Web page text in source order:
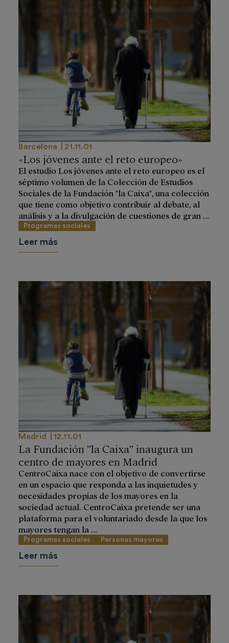
Barcelona 21.11.01
«Los jóvenes ante el reto europeo»
El estudio Los jóvenes ante el reto europeo es el
séptimo volumen de la Colección de Estudios
Sociales de la Fundación "la Caixa", una colección
que tiene como objetivo contribuir al debate, al
análisis y a la divulgación de cuestiones de gran ...
Programas sociales
Leer más
Madrid 12.11.01
La Fundación ”la Caixa” inaugura un
centro de mayores en Madrid
CentroCaixa nace con el objetivo de convertirse
en un espacio que responda a las inquietudes y
necesidades propias de los mayores en la
sociedad actual. CentroCaixa pretende ser una
plataforma para el voluntariado desde la que los
mayores tengan la ...
Programas sociales Personas mayores
Leer más